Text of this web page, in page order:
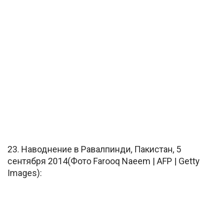
23. Наводнение в Равалпинди, Пакистан, 5
сентября 2014(Фото Farooq Naeem | AFP | Getty
Images):